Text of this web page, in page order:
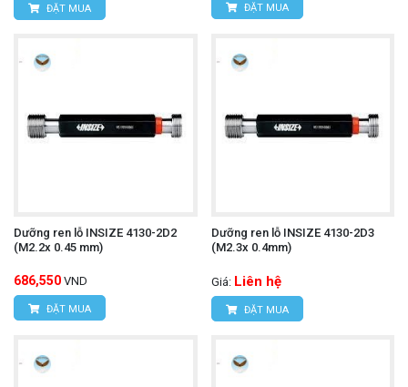
ĐẶT MUA ĐẶT MUA
Dưỡng ren lỗ INSIZE 4130-2D2
(M2.2x 0.45 mm)
686,550 VND
ĐẶT MUA
Dưỡng ren lỗ INSIZE 4130-2D3
(M2.3x 0.4mm)
Giá: Liên hệ
ĐẶT MUA